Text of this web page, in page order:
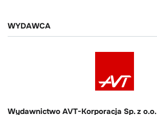
WYDAWCA
Wydawnictwo AVT-Korporacja Sp. z o.o.